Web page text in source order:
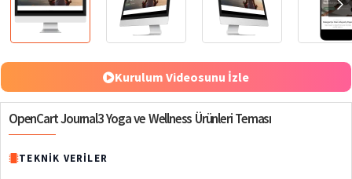
Kurulum Videosunu İzle
OpenCart Journal3 Yoga ve Wellness Ürünleri Teması
TEKNIK VERILER